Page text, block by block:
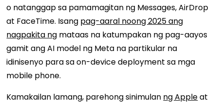
o natanggap sa pamamagitan ng Messages, AirDrop
at FaceTime. Isang pag-aaral noong 2025 ang
nagpakita ng mataas na katumpakan ng pag-aayos
gamit ang AI model ng Meta na partikular na
idinisenyo para sa on-device deployment sa mga
mobile phone.
Kamakailan lamang, parehong sinimulan ng Appleat